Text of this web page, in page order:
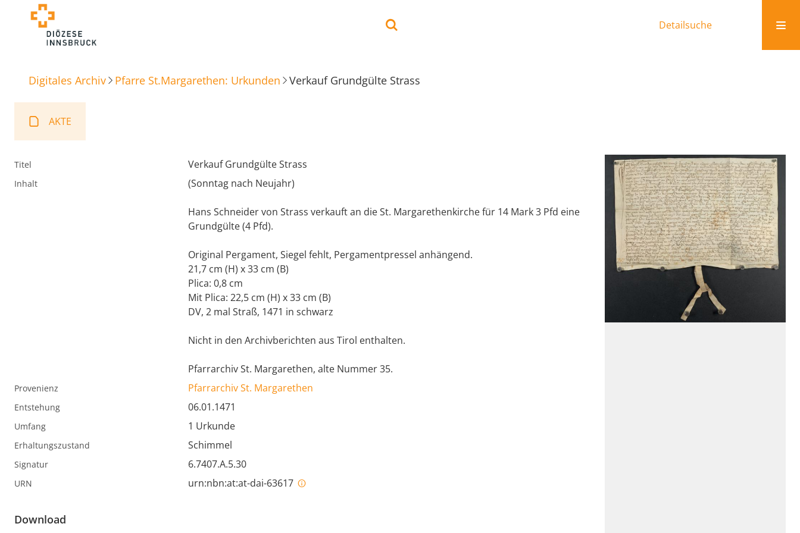
Detailsuche
Digitales Archiv Pfarre St.Margarethen: Urkunden Verkauf Grundgülte Strass
AKTE
Titel Verkauf Grundgülte Strass
Inhalt (Sonntag nach Neujahr)
Hans Schneider von Strass verkauft an die St. Margarethenkirche für 14 Mark 3 Pfd eine
Grundgülte (4 Pfd).
Original Pergament, Siegel fehlt, Pergamentpressel anhängend.
21,7 cm (H) x 33 cm (B)
Plica: 0,8 cm
Mit Plica: 22,5 cm (H) x 33 cm (B)
DV, 2 mal Straß, 1471 in schwarz
Nicht in den Archivberichten aus Tirol enthalten.
Pfarrarchiv St. Margarethen, alte Nummer 35.
Provenienz Pfarrarchiv St. Margarethen
Entstehung 06.01.1471
Umfang 1 Urkunde
Erhaltungszustand Schimmel
Signatur 6.7407.A.5.30
URN urn:nbn:at:at-dai-63617
Download